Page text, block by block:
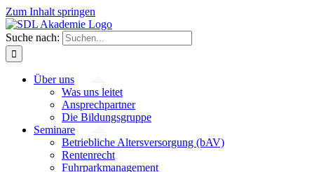
Zum Inhalt springen
Suche nach:
Über uns
Was uns leitet
Ansprechpartner
Die Bildungsgruppe
Seminare
Betriebliche Altersversorgung (bAV)
Rentenrecht
Fuhrparkmanagement